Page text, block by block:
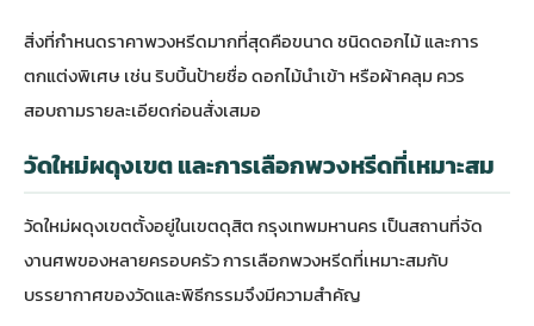
สิ่งที่กำหนดราคาพวงหรีดมากที่สุดคือขนาด ชนิดดอกไม้ และการ
ตกแต่งพิเศษ เช่น ริบบิ้นป้ายชื่อ ดอกไม้นำเข้า หรือผ้าคลุม ควร
สอบถามรายละเอียดก่อนสั่งเสมอ
วัดใหม่ผดุงเขต และการเลือกพวงหรีดที่เหมาะสม
วัดใหม่ผดุงเขตตั้งอยู่ในเขตดุสิต กรุงเทพมหานคร เป็นสถานที่จัด
งานศพของหลายครอบครัว การเลือกพวงหรีดที่เหมาะสมกับ
บรรยากาศของวัดและพิธีกรรมจึงมีความสำคัญ